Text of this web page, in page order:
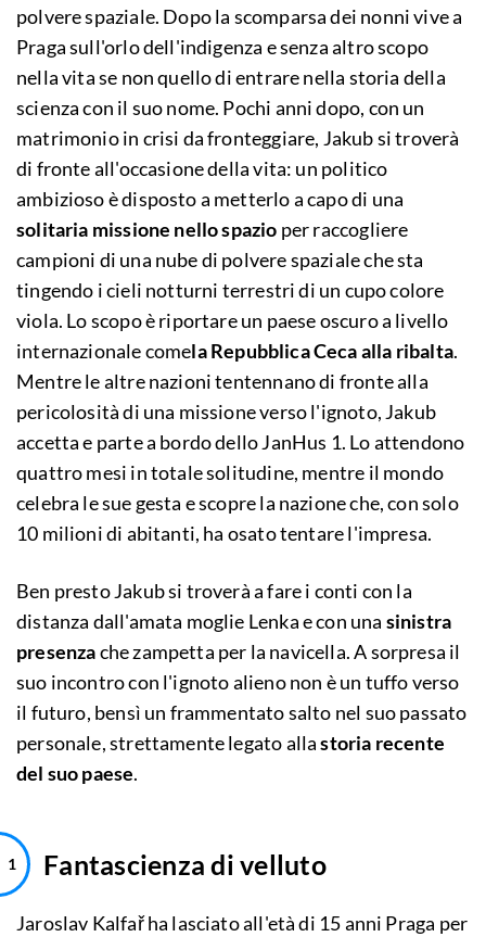
polvere spaziale. Dopo la scomparsa dei nonni vive a
Praga sull'orlo dell'indigenza e senza altro scopo
nella vita se non quello di entrare nella storia della
scienza con il suo nome. Pochi anni dopo, con un
matrimonio in crisi da fronteggiare, Jakub si troverà
di fronte all'occasione della vita: un politico
ambizioso è disposto a metterlo a capo di una
solitaria missione nello spazio per raccogliere
campioni di una nube di polvere spaziale che sta
tingendo i cieli notturni terrestri di un cupo colore
viola. Lo scopo è riportare un paese oscuro a livello
internazionale comela Repubblica Ceca alla ribalta.
Mentre le altre nazioni tentennano di fronte alla
pericolosità di una missione verso l'ignoto, Jakub
accetta e parte a bordo dello JanHus 1. Lo attendono
quattro mesi in totale solitudine, mentre il mondo
celebra le sue gesta e scopre la nazione che, con solo
10 milioni di abitanti, ha osato tentare l'impresa.
Ben presto Jakub si troverà a fare i conti con la
distanza dall'amata moglie Lenka e con una sinistra
presenzache zampetta per la navicella. A sorpresa il
suo incontro con l'ignoto alieno non è un tuffo verso
il futuro, bensì un frammentato salto nel suo passato
personale, strettamente legato allastoria recente
del suo paese.
Fantascienza di velluto
Jaroslav Kalfař ha lasciato all'età di 15 anni Praga per